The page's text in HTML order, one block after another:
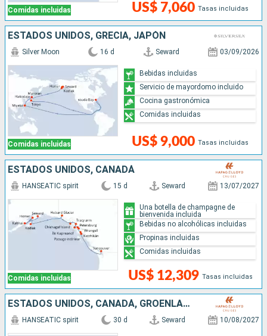
Comidas incluidas US$ 7,060 Tasas incluidas
ESTADOS UNIDOS, GRECIA, JAPÓN
Comidas incluidas
Silver Moon 16 d Seward 03/09/2026
US$ 9,000 Tasas incluidas
Bebidas incluidas
Servicio de mayordomo incluido
Cocina gastronómica
Comidas incluidas
ESTADOS UNIDOS, CANADÁ
Comidas incluidas
HANSEATIC spirit 15 d Seward 13/07/2027
US$ 12,309 Tasas incluidas
Una botella de champagne de
bienvenida incluida
Bebidas no alcohólicas incluidas
Propinas incluidas
Comidas incluidas
ESTADOS UNIDOS, CANADÁ, GROENLANDIA
HANSEATIC spirit 30 d Seward 10/08/2027